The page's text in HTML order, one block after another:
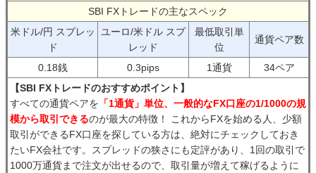
SBI FXトレードの主なスペック
米ドル/円 スプレッ
ド
ユーロ/米ドル スプ
レッド
最低取引単
位
通貨ペア数
0.18銭 0.3pips 1通貨
34ペア
【SBI FXトレードのおすすめポイント】
すべての通貨ペアを 「1通貨」単位、一般的なFX口座の1/1000の規
模から取引できるのが最大の特徴！ これからFXを始める人、少額
取引ができるFX口座を探している方は、絶対にチェックしておき
たいFX会社です。スプレッドの狭さにも定評があり、1回の取引で
1000万通貨まで注文が出せるので、取引量が増えて稼げるように